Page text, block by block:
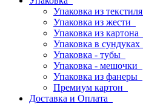
Упаковка из текстиля
Упаковка из жести
Упаковка из картона
Упаковка в сундуках
Упаковка - тубы
Упаковка - мешочки
Упаковка из фанеры
Премиум картон
Доставка и Оплата